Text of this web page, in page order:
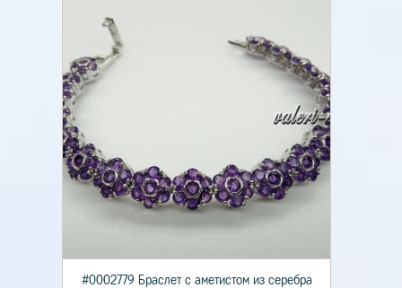
#0002779 Браслет с аметистом из серебра